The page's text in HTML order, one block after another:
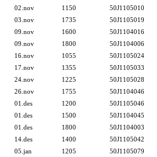
02.nov
1150 50J1105010
03.nov
1735 50J1105019
09.nov
1600 50J1104016
09.nov
1800 50J1104006
16.nov
1055 50J1105024
17.nov
1355 50J1105033
24.nov
1225 50J1105028
26.nov
1755 50J1104046
01.des
1200 50J1105046
01.des
1500 50J1104045
01.des
1800 50J1104003
14.des
1400 50J1105042
05.jan
1205 50J1105079